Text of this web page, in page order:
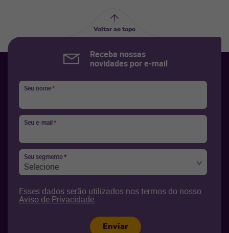
Voltar ao topo
Receba nossas
novidades por e-mail
Seu nome*
Seu e-mail*
Seu segmento*
Selecione
Esses dados serão utilizados nos termos do nosso
Aviso de Privacidade.
Enviar